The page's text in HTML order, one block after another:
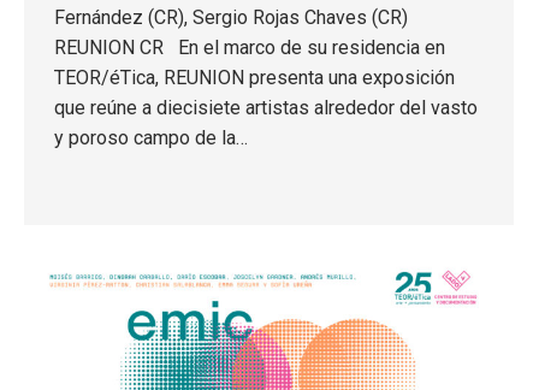
Fernández (CR), Sergio Rojas Chaves (CR)
REUNION CR En el marco de su residencia en
TEOR/éTica, REUNION presenta una exposición
que reúne a diecisiete artistas alrededor del vasto
y poroso campo de la…